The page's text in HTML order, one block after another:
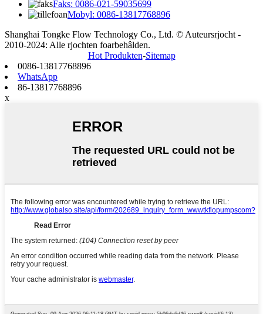
Faks: 0086-021-59035699
Mobyl: 0086-13817768896
Shanghai Tongke Flow Technology Co., Ltd. © Auteursrjocht -
2010-2024: Alle rjochten foarbehâlden.
Hot Produkten-Sitemap
0086-13817768896
WhatsApp
86-13817768896
x